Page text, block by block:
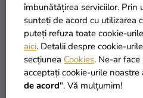
îmbunătățirea serviciilor. Prin
sunteți de acord cu utilizarea
puteți refuza toate cookie-
aici. Detalii despre cookie-
secțiunea Cookies. Ne-ar
acceptați cookie-urile
de acord". Vă mulțumim!
Decorațiuni din zahăr -
Happy 50 g
22,50 Lei
ADAUGĂ ÎN COŞ